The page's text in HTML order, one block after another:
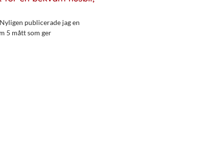
publicerade jag en
5 mått som ger